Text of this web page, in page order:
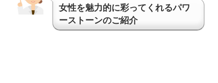
女性を魅力的に彩ってくれるパワ
ーストーンのご紹介